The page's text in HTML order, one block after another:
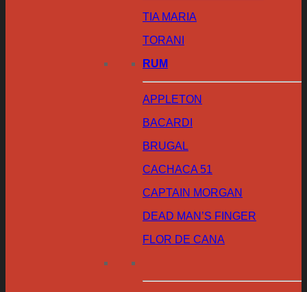
TIA MARIA
TORANI
RUM
APPLETON
BACARDI
BRUGAL
CACHACA 51
CAPTAIN MORGAN
DEAD MAN’S FINGER
FLOR DE CANA